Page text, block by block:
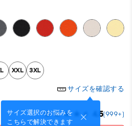
XXL 3XL
サイズを確認する
サイズ選択のお悩みを
こちらで解決できます
4.5(999+)